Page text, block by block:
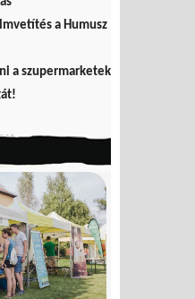
a Humusz
a szupermarketek